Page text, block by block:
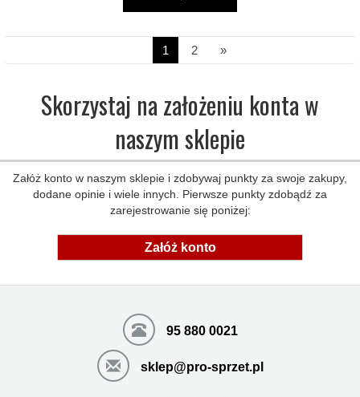
1 2 »
Skorzystaj na założeniu konta w
naszym sklepie
Załóż konto w naszym sklepie i zdobywaj punkty za swoje zakupy,
dodane opinie i wiele innych. Pierwsze punkty zdobądź za
zarejestrowanie się poniżej:
Załóż konto
95 880 0021
sklep@pro-sprzet.pl